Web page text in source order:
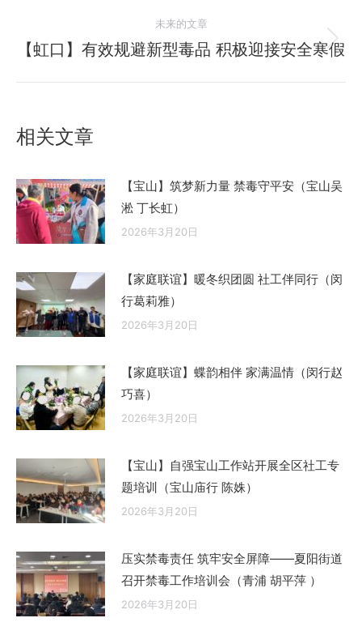
章：
未来的文章
未
【虹口】有效规避新型毒品 积极迎接安全寒假
相关文章
【宝山】筑梦新力量 禁毒守平安（宝山吴
淞 丁长虹）
2026年3月20日
【家庭联谊】暖冬织团圆 社工伴同行（闵
行葛莉雅）
2026年3月20日
【家庭联谊】蝶韵相伴 家满温情（闵行赵
巧喜）
2026年3月20日
【宝山】自强宝山工作站开展全区社工专
题培训（宝山庙行 陈姝）
2026年3月20日
压实禁毒责任 筑牢安全屏障——夏阳街道
召开禁毒工作培训会（青浦 胡平萍 ）
2026年3月20日